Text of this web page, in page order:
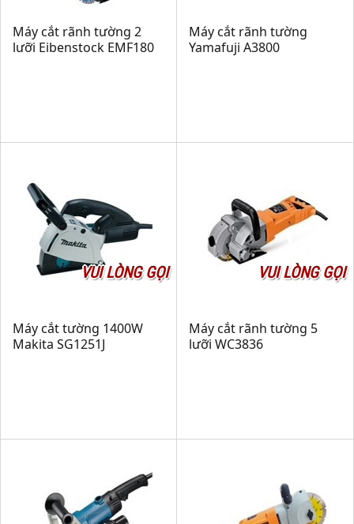
Máy cắt rãnh tường 2
lưỡi Eibenstock EMF180
Máy cắt rãnh tường
Yamafuji A3800
VUI LÒNG GỌI
Máy cắt tường 1400W
Makita SG1251J
VUI LÒNG GỌI
Máy cắt rãnh tường 5
lưỡi WC3836